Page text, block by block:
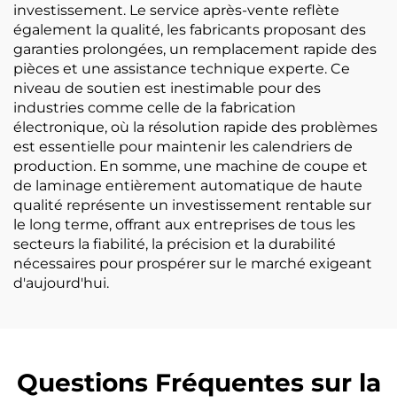
investissement. Le service après-vente reflète
également la qualité, les fabricants proposant des
garanties prolongées, un remplacement rapide des
pièces et une assistance technique experte. Ce
niveau de soutien est inestimable pour des
industries comme celle de la fabrication
électronique, où la résolution rapide des problèmes
est essentielle pour maintenir les calendriers de
production. En somme, une machine de coupe et
de laminage entièrement automatique de haute
qualité représente un investissement rentable sur
le long terme, offrant aux entreprises de tous les
secteurs la fiabilité, la précision et la durabilité
nécessaires pour prospérer sur le marché exigeant
d'aujourd'hui.
Questions Fréquentes sur la